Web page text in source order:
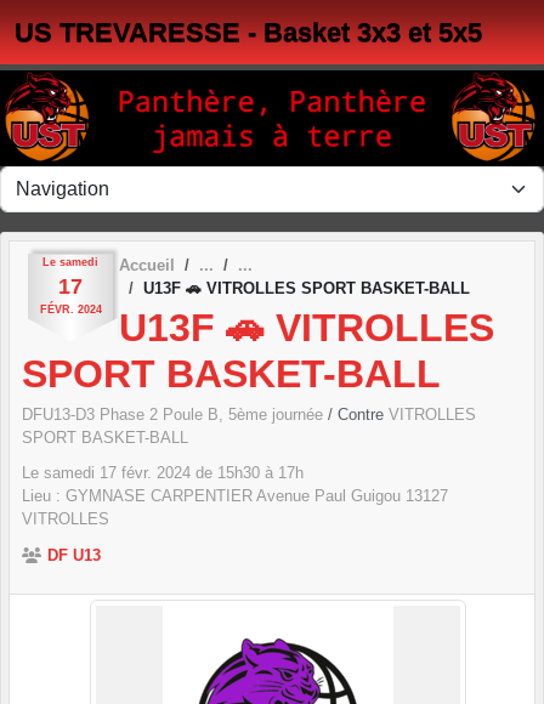
US TREVARESSE - Basket 3x3 et 5x5
Le samedi
17
FÉVR. 2024
Accueil
U13F 🚗 VITROLLES SPORT BASKET-BALL
U13F 🚗 VITROLLES
SPORT BASKET-BALL
DFU13-D3 Phase 2 Poule B, 5ème journée / Contre VITROLLES
SPORT BASKET-BALL
Le samedi 17 févr. 2024 de 15h30 à 17h
Lieu : GYMNASE CARPENTIER Avenue Paul Guigou 13127
VITROLLES
DF U13